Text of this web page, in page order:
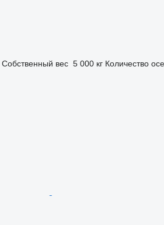
Собственный вес 5 000 кг Количество